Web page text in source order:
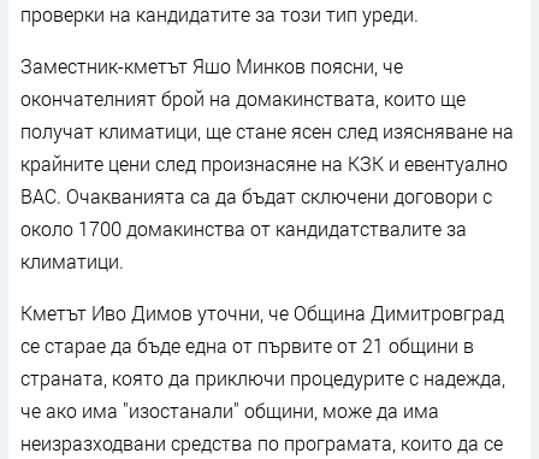
проверки на кандидатите за този тип уреди.
Заместник-кметът Яшо Минков поясни, че
окончателният брой на домакинствата, които ще
получат климатици, ще стане ясен след изясняване на
крайните цени след произнасяне на КЗК и евентуално
ВАС. Очакванията са да бъдат сключени договори с
около 1700 домакинства от кандидатствалите за
климатици.
Кметът Иво Димов уточни, че Община Димитровград
се старае да бъде една от първите от 21 общини в
страната, която да приключи процедурите с надежда,
че ако има "изостанали" общини, може да има
неизразходвани средства по програмата, които да се